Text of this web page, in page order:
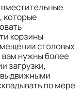
которые
корзины
столовых
вам нужны более
загрузки,
по мере